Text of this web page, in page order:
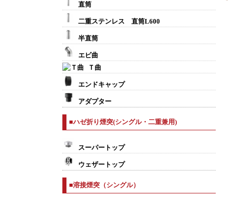
直筒
二重ステンレス 直筒L600
半直筒
エビ曲
Ｔ曲
エンドキャップ
アダプター
■ハゼ折り煙突(シングル・二重兼用)
スーパートップ
ウェザートップ
■溶接煙突（シングル）